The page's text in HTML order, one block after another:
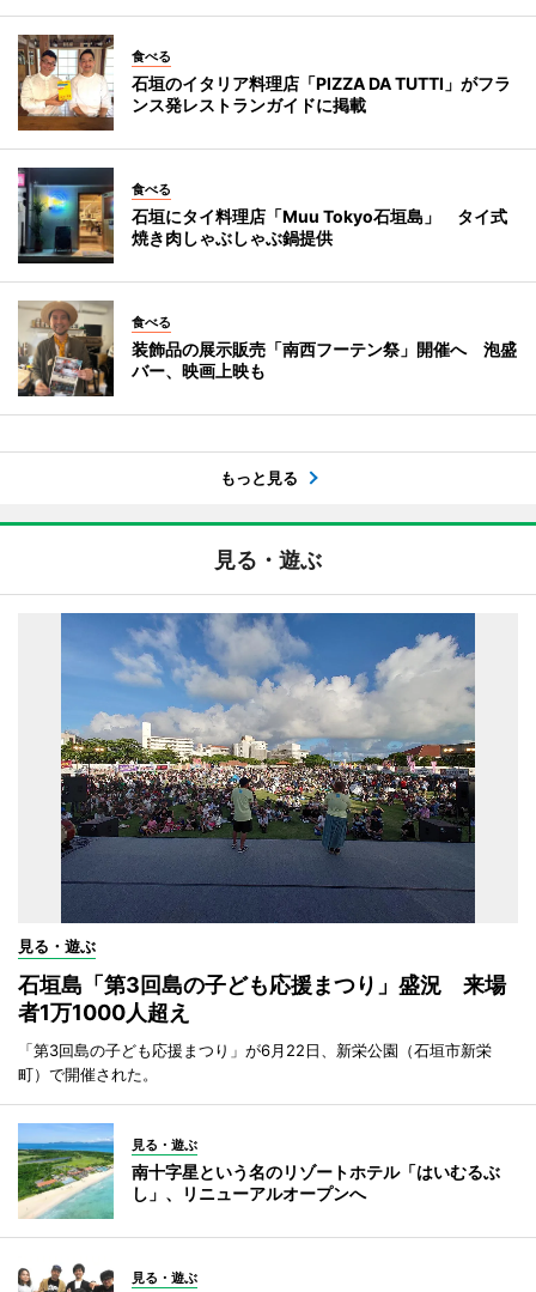
食べる
石垣のイタリア料理店「PIZZA DA TUTTI」がフラ
ンス発レストランガイドに掲載
食べる
石垣にタイ料理店「Muu Tokyo石垣島」 タイ式
焼き肉しゃぶしゃぶ鍋提供
食べる
装飾品の展示販売「南西フーテン祭」開催へ 泡盛
バー、映画上映も
もっと見る
見る・遊ぶ
見る・遊ぶ
石垣島「第3回島の子ども応援まつり」盛況 来場
者1万1000人超え
「第3回島の子ども応援まつり」が6月22日、新栄公園（石垣市新栄
町）で開催された。
見る・遊ぶ
南十字星という名のリゾートホテル「はいむるぶ
し」、リニューアルオープンへ
見る・遊ぶ